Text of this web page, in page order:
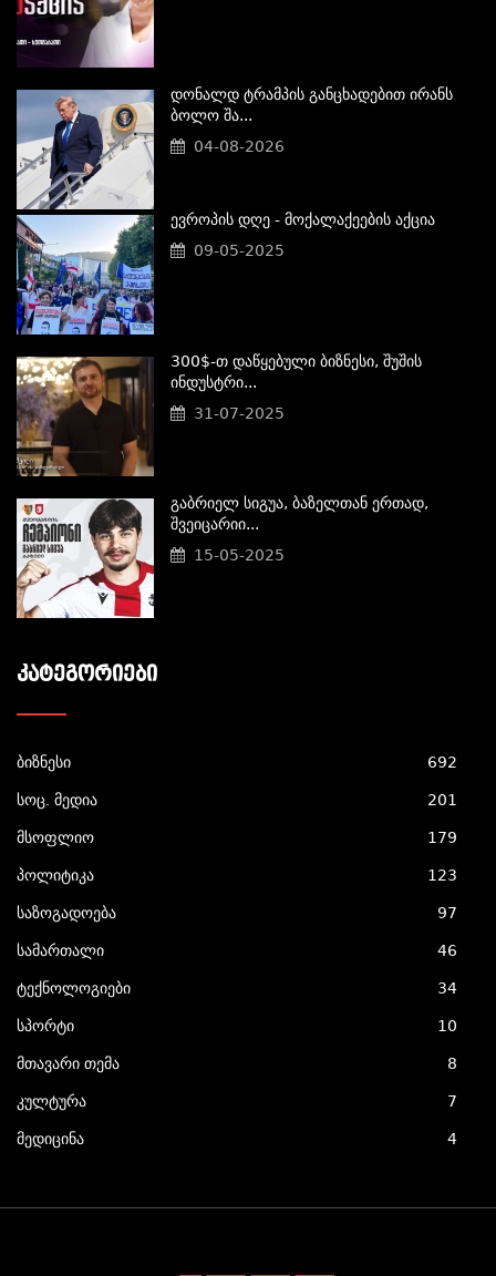
Დონალდ Ტრამპის Განცხადებით Ირანს
Ბოლო Შა...
04-08-2026
Ევროპის Დღე - Მოქალაქეების Აქცია
09-05-2025
300$-Თ Დაწყებული Ბიზნესი, Შუშის
Ინდუსტრი...
31-07-2025
Გაბრიელ Სიგუა, Ბაზელთან Ერთად,
Შვეიცარიი...
15-05-2025
ᲙᲐᲢᲔᲒᲝᲠᲘᲔᲑᲘ
ბიზნესი 692
სოც. მედია 201
მსოფლიო 179
პოლიტიკა 123
საზოგადოება 97
სამართალი 46
ტექნოლოგიები 34
სპორტი 10
მთავარი თემა 8
კულტურა 7
მედიცინა 4